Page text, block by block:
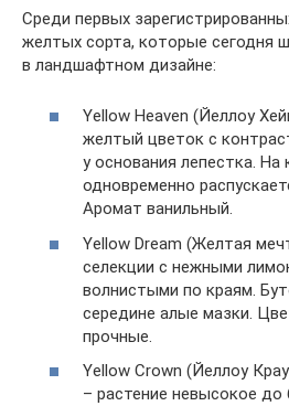
Среди первых
желтых сорта, которые сегодня
в ландшафтном дизайне:
Yellow Heaven (Йеллоу
желтый цветок с
у основания лепестка. На
одновременно
Аромат ванильный.
Yellow Dream (Желтая
селекции с нежными
волнистыми по краям.
середине алые мазки.
прочные.
Yellow Crown (Йеллоу
– растение невысокое до